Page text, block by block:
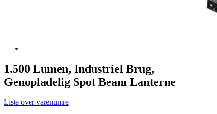
1.500 Lumen, Industriel Brug,
Genopladelig Spot Beam Lanterne
Liste over varenumre